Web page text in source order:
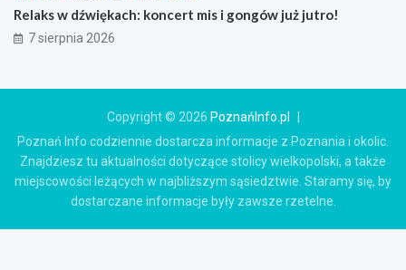
Relaks w dźwiękach: koncert mis i gongów już jutro!
7 sierpnia 2026
Copyright © 2026 PoznańInfo.pl
Poznań Info codziennie dostarcza informacje z Poznania i okolic.
Znajdziesz tu aktualności dotyczące stolicy wielkopolski, a także
miejscowości leżących w najbliższym sąsiedztwie. Staramy się, by
dostarczane informacje były zawsze rzetelne.